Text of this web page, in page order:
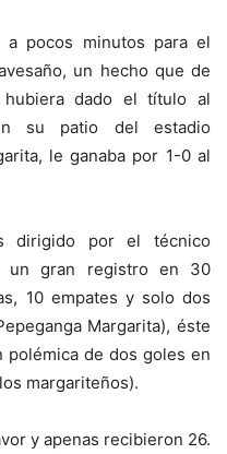
a pocos minutos para el
un hecho que de
dado el título al
su patio del estadio
le ganaba por 1-0 al
dirigido por el técnico
un gran registro en 30
10 empates y solo dos
Margarita), éste
polémica de dos goles en
margariteños).
y apenas recibieron 26.